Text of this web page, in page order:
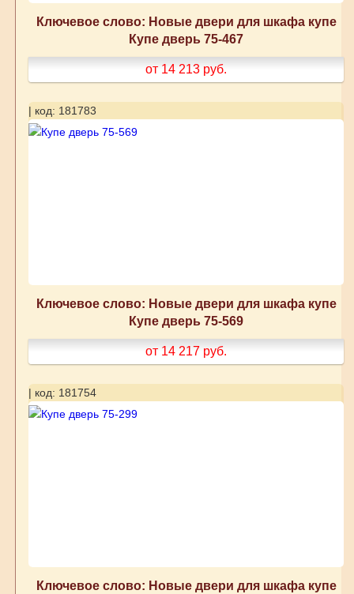
Ключевое слово: Новые двери для шкафа купе
Купе дверь 75-467
от 14 213 руб.
| код: 181783
Ключевое слово: Новые двери для шкафа купе
Купе дверь 75-569
от 14 217 руб.
| код: 181754
Ключевое слово: Новые двери для шкафа купе